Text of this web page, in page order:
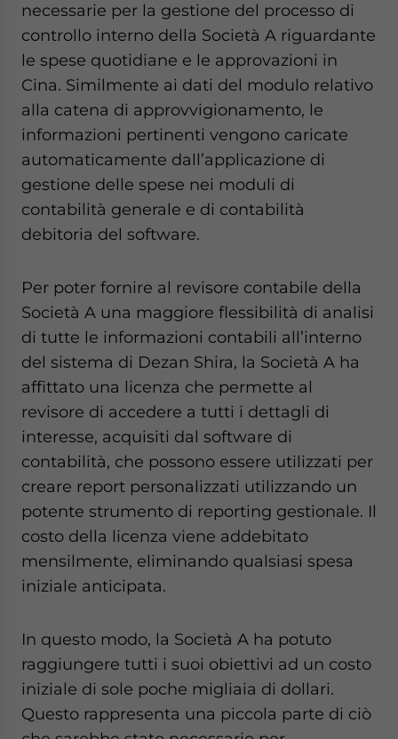
necessarie per la gestione del processo di
controllo interno della Società A riguardante
le spese quotidiane e le approvazioni in
Cina. Similmente ai dati del modulo relativo
alla catena di approvvigionamento, le
informazioni pertinenti vengono caricate
automaticamente dall’applicazione di
gestione delle spese nei moduli di
contabilità generale e di contabilità
debitoria del software.
Per poter fornire al revisore contabile della
Società A una maggiore flessibilità di analisi
di tutte le informazioni contabili all’interno
del sistema di Dezan Shira, la Società A ha
affittato una licenza che permette al
revisore di accedere a tutti i dettagli di
interesse, acquisiti dal software di
contabilità, che possono essere utilizzati per
creare report personalizzati utilizzando un
potente strumento di reporting gestionale. Il
costo della licenza viene addebitato
mensilmente, eliminando qualsiasi spesa
iniziale anticipata.
In questo modo, la Società A ha potuto
raggiungere tutti i suoi obiettivi ad un costo
iniziale di sole poche migliaia di dollari.
Questo rappresenta una piccola parte di ciò